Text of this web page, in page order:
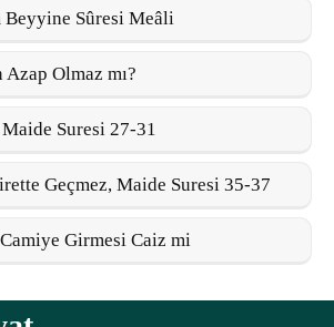
Beyyine Sûresi Meâli
Olmaz mı?
Suresi 27-31
Geçmez, Maide Suresi 35-37
Girmesi Caiz mi